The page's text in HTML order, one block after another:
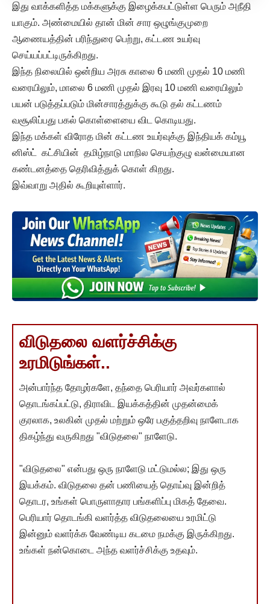
இது வாக்களித்த மக்களுக்கு இழைக்கபட்டுள்ள பெரும் அநீதி
யாகும். அண்மையில் தான் மின் சார ஒழுங்குமுறை
ஆணையத்தின் பரிந்துரை பெற்று, கட்டண உயர்வு
செய்யப்பட்டிருக்கிறது.
இந்த நிலையில் ஒன்றிய அரசு காலை 6 மணி முதல் 10 மணி
வரையிலும், மாலை 6 மணி முதல் இரவு 10 மணி வரையிலும்
பயன் படுத்தப்படும் மின்சாரத்துக்கு கூடு தல் கட்டணம்
வசூலிப்பது பகல் கொள்ளையை விட கொடியது.
இந்த மக்கள் விரோத மின் கட்டண உயர்வுக்கு இந்தியக் கம்யூ
னிஸ்ட் கட்சியின் தமிழ்நாடு மாநில செயற்குழு வன்மையான
கண்டனத்தை தெரிவித்துக் கொள் கிறது.
இவ்வாறு அதில் கூறியுள்ளார்.
விடுதலை வளர்ச்சிக்கு
உரமிடுங்கள்..
அன்பார்ந்த தோழர்களே, தந்தை பெரியார் அவர்களால்
தொடங்கப்பட்டு, திராவிட இயக்கத்தின் முதன்மைக்
குரலாக, உலகின் முதல் மற்றும் ஒரே பகுத்தறிவு நாளேடாக
திகழ்ந்து வருகிறது "விடுதலை" நாளேடு.
"விடுதலை" என்பது ஒரு நாளேடு மட்டுமல்ல; இது ஒரு
இயக்கம். விடுதலை தன் பணியைத் தொய்வு இன்றித்
தொடர, உங்கள் பொருளாதார பங்களிப்பு மிகத் தேவை.
பெரியார் தொடங்கி வளர்த்த விடுதலையை உரமிட்டு
இன்னும் வளர்க்க வேண்டிய கடமை நமக்கு இருக்கிறது.
உங்கள் நன்கொடை அந்த வளர்ச்சிக்கு உதவும்.